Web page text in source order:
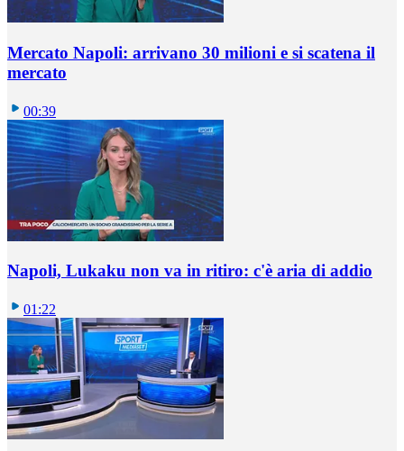
Mercato Napoli: arrivano 30 milioni e si scatena il
mercato
00:39
Napoli, Lukaku non va in ritiro: c'è aria di addio
01:22